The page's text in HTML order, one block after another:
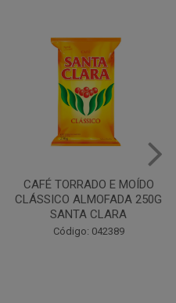
Copo Plástico Branco 180ml
Pacote c/100 - Cristalcopo
Código: 031413